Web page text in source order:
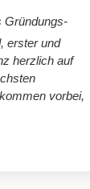
Gründungs-
erster und
herzlich auf
vorbei,